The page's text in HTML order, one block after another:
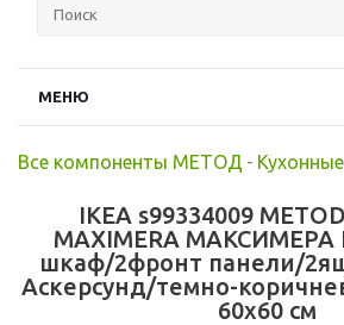
МЕНЮ
Все компоненты МЕТОД -
IKEA s99334009
MAXIMERA
шкаф/2фронт панели/
Аскерсунд/темно-
60x60 см